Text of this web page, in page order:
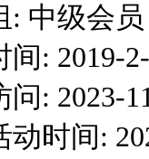
: 中级会员
间: 2019-
问: 2023-
动时间: